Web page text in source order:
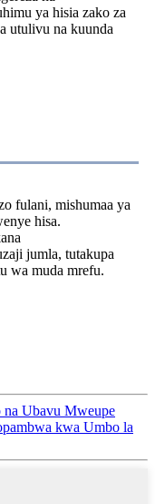
ya hisia zako za
utulivu na kuunda
fulani, mishumaa ya
hisa.
jumla, tutakupa
wa muda mrefu.
na Ubavu Mweupe
kwa Umbo la